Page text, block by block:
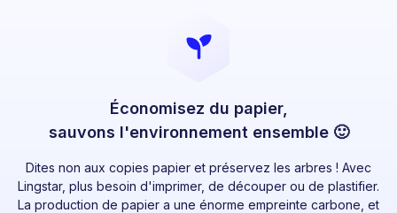
Économisez du papier,
sauvons l'environnement ensemble 🙂
Dites non aux copies papier et préservez les arbres ! Avec
Lingstar, plus besoin d'imprimer, de découper ou de plastifier.
La production de papier a une énorme empreinte carbone, et